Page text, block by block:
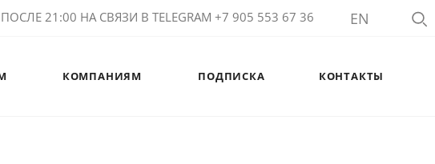
21:00 НА СВЯЗИ В TELEGRAM +7 905 553 67 36 EN
КОМПАНИЯМ ПОДПИСКА КОНТАКТЫ